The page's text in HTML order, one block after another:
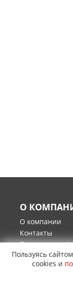
О
О компании
Контакты
Политика
Гарантия и
Пользуясь
cookies и